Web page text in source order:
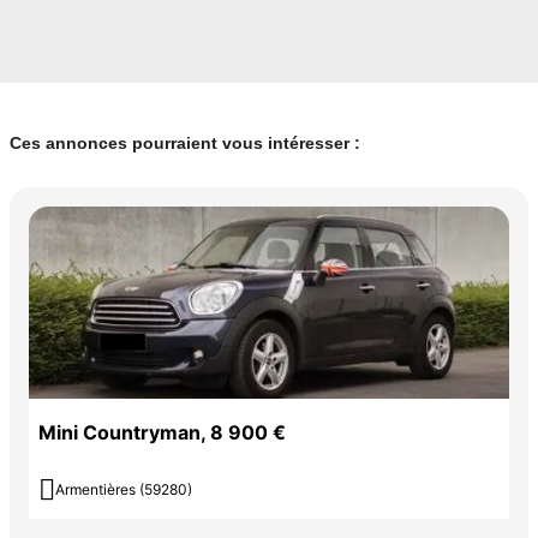
Ces annonces pourraient vous intéresser :
Mini Countryman, 8 900 €
 Armentières (59280)